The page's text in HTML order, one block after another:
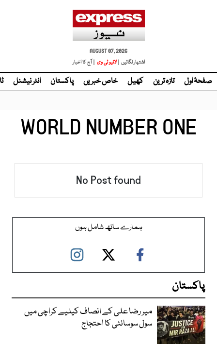
AUGUST 07, 2026
اشتہار لگائیں | لائیو ٹی وی | آج کا اخبار
صفحۂ اول تازہ ترین کھیل خاص خبریں پاکستان انٹر نیشنل
WORLD NUMBER ONE
No Post found
ہمارے ساتھ شامل ہوں
پاکستان
میر رضا علی کے انصاف کیلیے کراچی میں
سول سوسائٹی کا احتجاج